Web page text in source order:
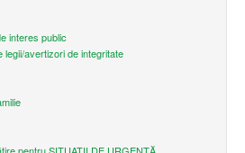
interes public
avertizori de integritate